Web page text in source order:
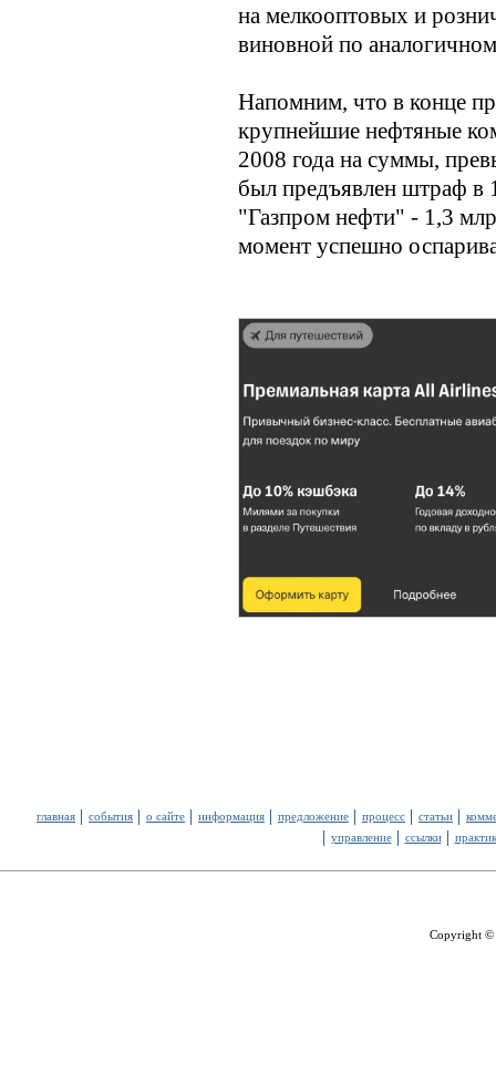
на мелкооптовых и
виновной по
Напомним, что в конце
крупнейшие нефтяные
2008 года на суммы,
был предъявлен штраф
"Газпром нефти" - 1,3
момент успешно
главная события о сайте информация предложение процесс статьи
управление
ссылки
Copyright ©